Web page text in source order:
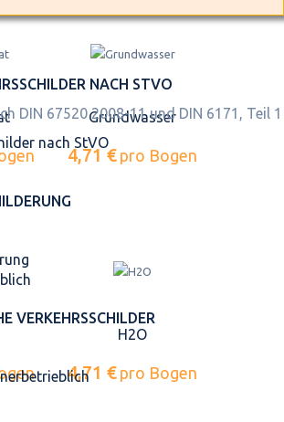
NACH STVO
DIN 67520 2008-11 und DIN 6171, Teil 1
nach StVO
VERKEHRS­SCHILDER
Grundwasser
4,71 € pro Bogen
H2O
4,71 € pro Bogen